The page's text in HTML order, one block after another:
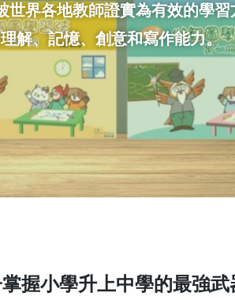
界各地教師證實為有效的學習
解、記憶、創意和寫作能力。
握小學升上中學的最強武